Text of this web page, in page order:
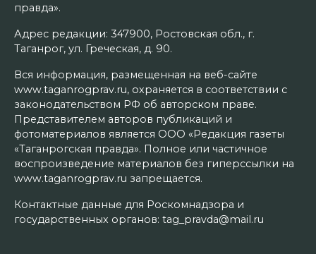
правда».
Адрес редакции: 347900, Ростовская обл., г.
Таганрог, ул. Греческая, д. 90.
Вся информация, размещенная на веб-сайте
www.taganrogprav.ru, охраняется в соответствии с
законодательством РФ об авторском праве.
Представителем авторов публикаций и
фотоматериалов является ООО «Редакция газеты
«Таганрогская правда». Полное или частичное
воспроизведение материалов без гиперссылки на
www.taganrogprav.ru запрещается.
Контактные данные для Роскомнадзора и
государственных органов: tag_pravda@mail.ru